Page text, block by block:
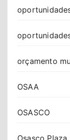
orçamento
OSAA
OSASCO
Osasco